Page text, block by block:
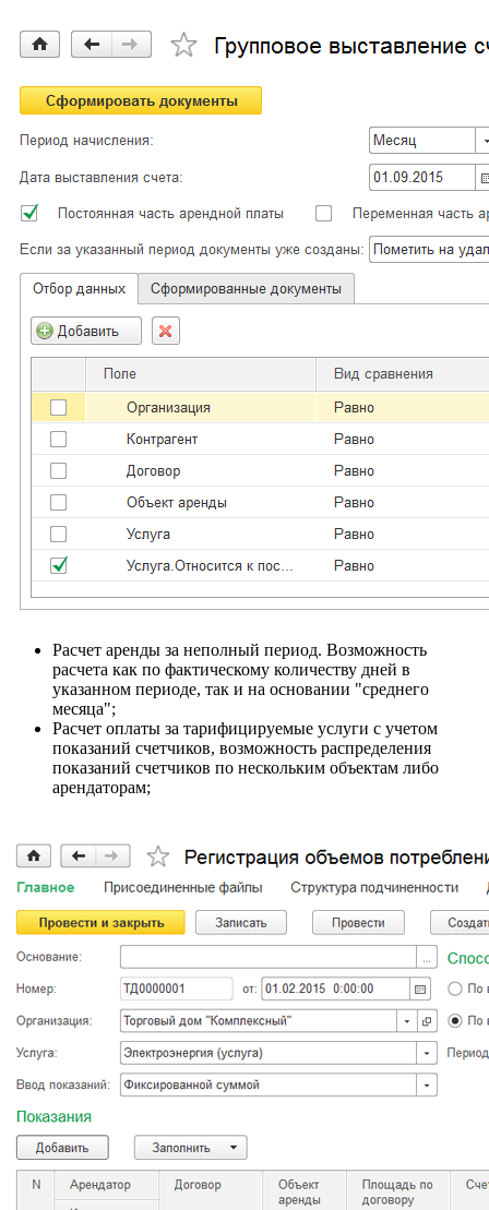
Расчет аренды за неполный период. Возможность
расчета как по фактическому количеству дней в
указанном периоде, так и на основании "среднего
месяца";
Расчет оплаты за тарифицируемые услуги с учетом
показаний счетчиков, возможность распределения
показаний счетчиков по нескольким объектам либо
арендаторам;